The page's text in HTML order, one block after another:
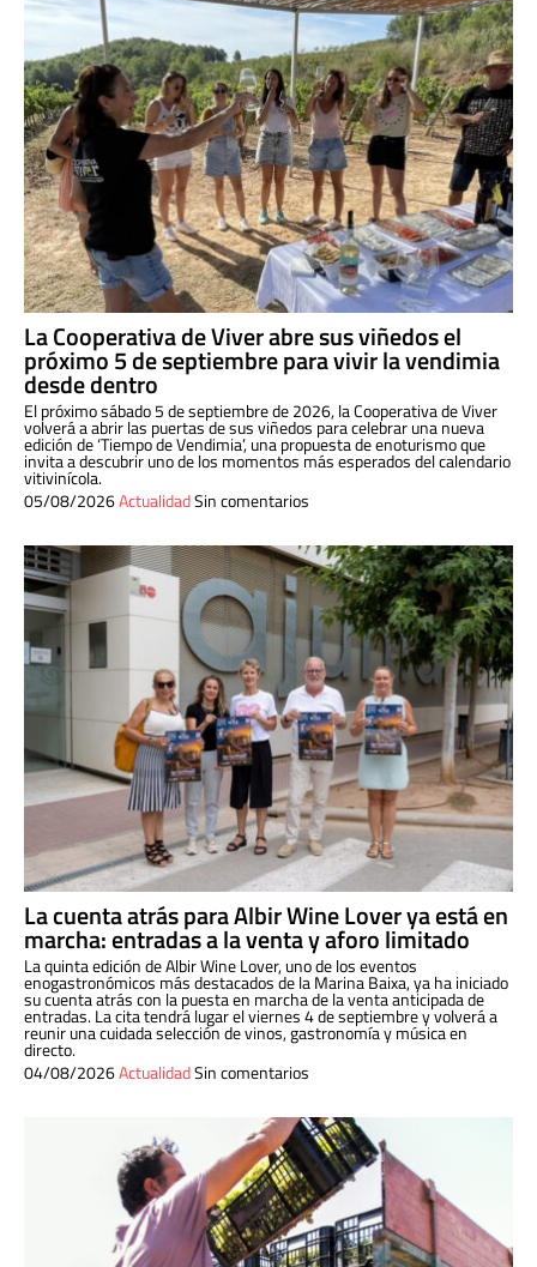
La Cooperativa de Viver abre sus viñedos el
próximo 5 de septiembre para vivir la vendimia
desde dentro
El próximo sábado 5 de septiembre de 2026, la Cooperativa de Viver
volverá a abrir las puertas de sus viñedos para celebrar una nueva
edición de ‘Tiempo de Vendimia’, una propuesta de enoturismo que
invita a descubrir uno de los momentos más esperados del calendario
vitivinícola.
05/08/2026ActualidadSin comentarios
La cuenta atrás para Albir Wine Lover ya está en
marcha: entradas a la venta y aforo limitado
La quinta edición de Albir Wine Lover, uno de los eventos
enogastronómicos más destacados de la Marina Baixa, ya ha iniciado
su cuenta atrás con la puesta en marcha de la venta anticipada de
entradas. La cita tendrá lugar el viernes 4 de septiembre y volverá a
reunir una cuidada selección de vinos, gastronomía y música en
directo.
04/08/2026ActualidadSin comentarios